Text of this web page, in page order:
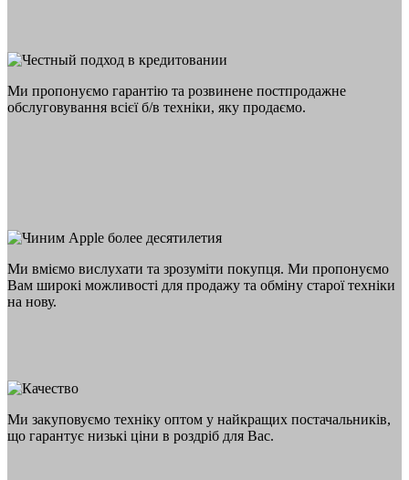
Ми пропонуємо гарантію та розвинене постпродажне
обслуговування всієї б/в техніки, яку продаємо.
Ми вміємо вислухати та зрозуміти покупця. Ми пропонуємо
Вам широкі можливості для продажу та обміну старої техніки
на нову.
Ми закуповуємо техніку оптом у найкращих постачальників,
що гарантує низькі ціни в роздріб для Вас.